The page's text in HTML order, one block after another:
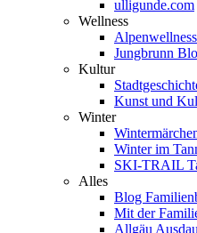
ulligunde.com
Wellness
Jungbrunn
Kultur
Kunst und
Winter
Winter im
SKI-TRAIL
Alles
Blog
Mit der
Allgäu